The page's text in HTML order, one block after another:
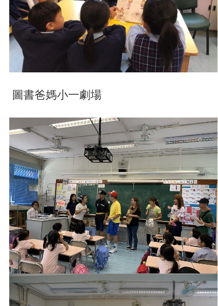
圖書爸媽小一劇場